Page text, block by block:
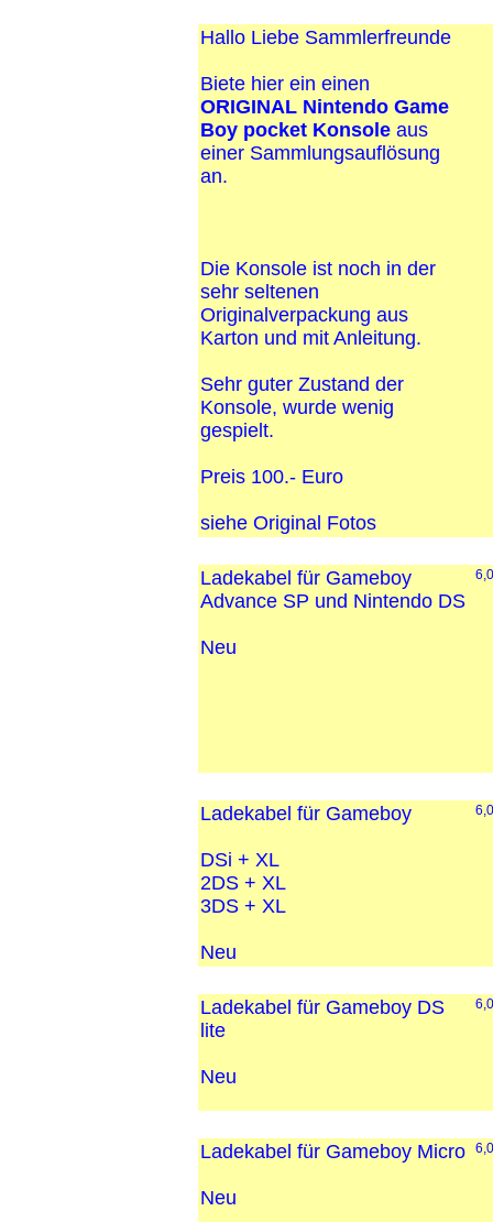
Hallo Liebe Sammlerfreunde
Biete hier ein einen
ORIGINAL Nintendo Game
Boy pocket Konsole aus
einer Sammlungsauflösung
an.
Die Konsole ist noch in der
sehr seltenen
Originalverpackung aus
Karton und mit Anleitung.
Sehr guter Zustand der
Konsole, wurde wenig
gespielt.
Preis 100.- Euro
siehe Original Fotos
Ladekabel für Gameboy
Advance SP und Nintendo DS
Neu
Ladekabel für Gameboy
DSi + XL
2DS + XL
3DS + XL
Neu
Ladekabel für Gameboy DS
lite
Neu
Ladekabel für Gameboy Micro
Neu